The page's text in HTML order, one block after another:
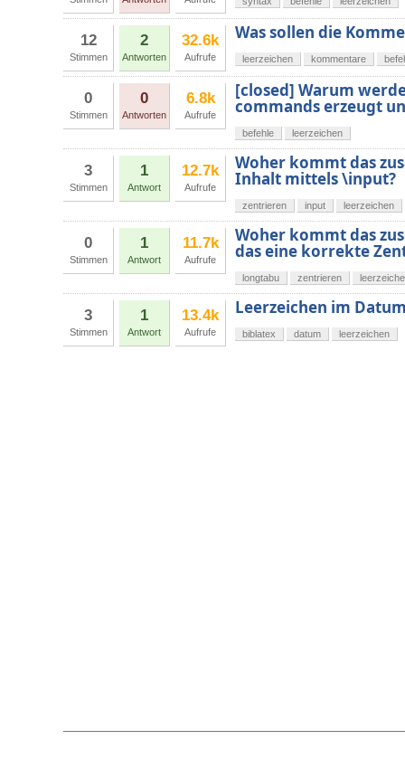
12
Stimmen
2
Antworten
32.6k
Aufrufe
Was sollen die
leerzeichen kommentare
0
Stimmen
0
Antworten
6.8k
Aufrufe
[closed] Warum
commands erzeugt
befehle leerzeichen
3
Stimmen
1
Antwort
12.7k
Aufrufe
Woher kommt das
Inhalt mittels \input?
zentrieren input leerzeichen
0
Stimmen
1
Antwort
11.7k
Aufrufe
Woher kommt das
das eine korrekte
longtabu zentrieren
3
Stimmen
1
Antwort
13.4k
Aufrufe
Leerzeichen im
biblatex datum leerzeichen